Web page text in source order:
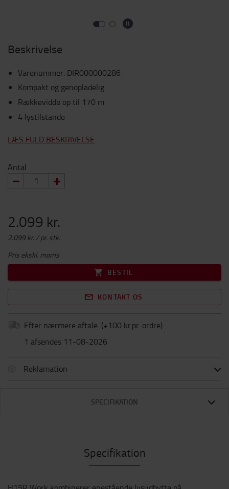
Beskrivelse
Varenummer: DIR000000286
Kompakt og genopladelig
Rækkevidde op til 170 m
4 lystilstande
LÆS FULD BESKRIVELSE
Antal
2.099 kr.
2.099 kr. / pr. stk.
Pris ekskl. moms
BESTIL
KONTAKT OS
Efter nærmere aftale. (+100 kr.pr. ordre)
1 afsendes 11-08-2026
Reklamation
SPECIFIKATION
Specifikation